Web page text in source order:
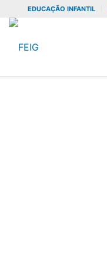
EDUCAÇÃO INFANTIL